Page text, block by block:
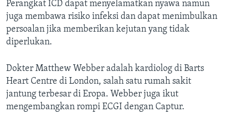
Perangkat ICD dapat menyelamatkan nyawa namun
juga membawa risiko infeksi dan dapat menimbulkan
persoalan jika memberikan kejutan yang tidak
diperlukan.
Dokter Matthew Webber adalah kardiolog di Barts
Heart Centre di London, salah satu rumah sakit
jantung terbesar di Eropa. Webber juga ikut
mengembangkan rompi ECGI dengan Captur.